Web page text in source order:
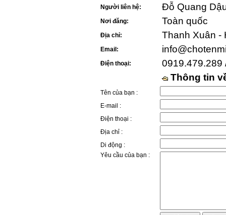
Người liên hệ: Đỗ Quang
Nơi đăng: Toàn quốc
Địa chỉ: Thanh Xuân -
Email:
Điện thoại:
0919.479.289
Thông tin
Tên của bạn :
E-mail :
Điện thoại :
Địa chỉ :
Di động :
Yêu cầu của bạn :